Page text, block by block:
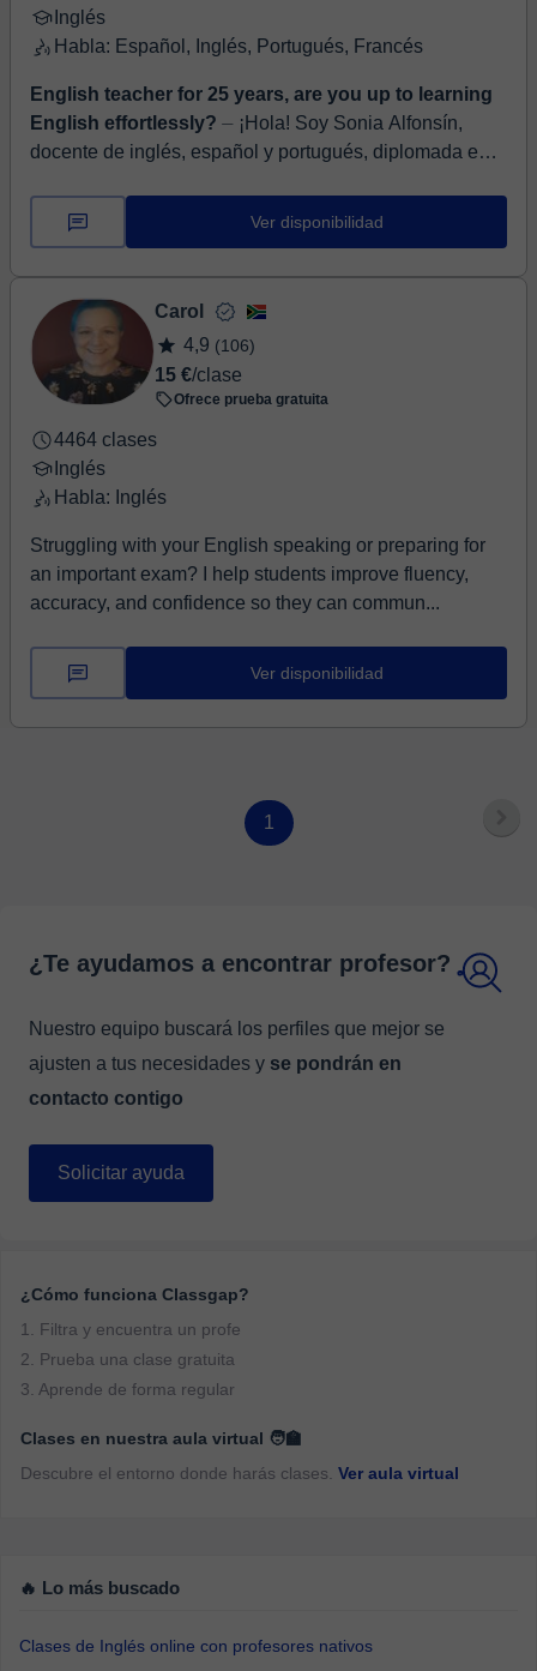
Inglés
Habla: Español, Inglés, Portugués, Francés
English teacher for 25 years, are you up to learning
English effortlessly? ⏤ ¡Hola! Soy Sonia Alfonsín,
docente de inglés, español y portugués, diplomada en
por la EOI y C...
Ver disponibilidad
Carol
4,9 (106)
15 €/clase
Ofrece prueba gratuita
4464 clases
Inglés
Habla: Inglés
Struggling with your English speaking or preparing for
an important exam? I help students improve fluency,
accuracy, and confidence so they can commun...
Ver disponibilidad
1
¿Te ayudamos a encontrar profesor?
Nuestro equipo buscará los perfiles que mejor se
ajusten a tus necesidades y se pondrán en
contacto contigo
Solicitar ayuda
¿Cómo funciona Classgap?
1. Filtra y encuentra un profe
2. Prueba una clase gratuita
3. Aprende de forma regular
Clases en nuestra aula virtual 🧑‍🏫
Descubre el entorno donde harás clases. Ver aula virtual
🔥 Lo más buscado
Clases de Inglés online con profesores nativos